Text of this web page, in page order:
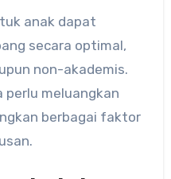
anak dapat
secara optimal,
non-akademis.
perlu meluangkan
berbagai faktor